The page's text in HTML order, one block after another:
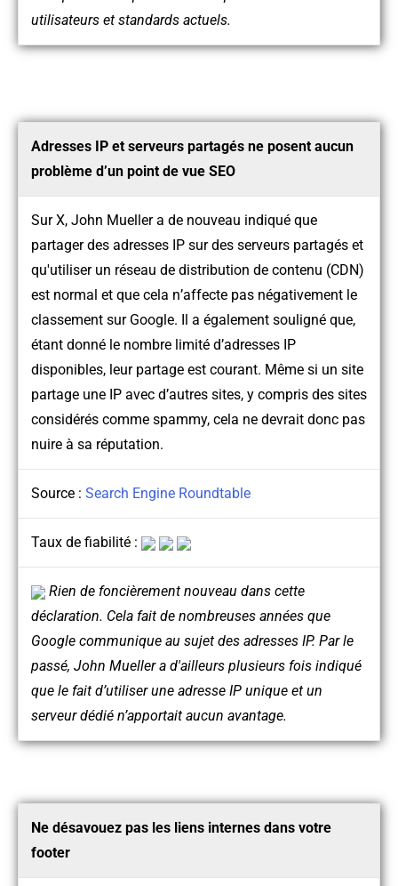
utilisateurs et standards actuels.
Adresses IP et serveurs partagés ne posent aucun
problème d’un point de vue SEO
Sur X, John Mueller a de nouveau indiqué que
partager des adresses IP sur des serveurs partagés et
qu'utiliser un réseau de distribution de contenu (CDN)
est normal et que cela n’affecte pas négativement le
classement sur Google. Il a également souligné que,
étant donné le nombre limité d’adresses IP
disponibles, leur partage est courant. Même si un site
partage une IP avec d’autres sites, y compris des sites
considérés comme spammy, cela ne devrait donc pas
nuire à sa réputation.
Source : Search Engine Roundtable
Taux de fiabilité :
Rien de foncièrement nouveau dans cette
déclaration. Cela fait de nombreuses années que
Google communique au sujet des adresses IP. Par le
passé, John Mueller a d'ailleurs plusieurs fois indiqué
que le fait d’utiliser une adresse IP unique et un
serveur dédié n’apportait aucun avantage.
Ne désavouez pas les liens internes dans votre
footer